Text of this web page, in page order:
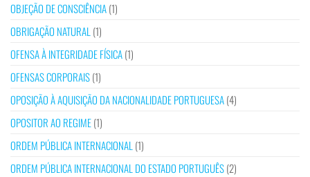
OBJEÇÃO DE CONSCIÊNCIA(1)
OBRIGAÇÃO NATURAL (1)
OFENSA À INTEGRIDADE FÍSICA(1)
OFENSAS CORPORAIS(1)
OPOSIÇÃO À AQUISIÇÃO DA NACIONALIDADE PORTUGUESA(4)
OPOSITOR AO REGIME(1)
ORDEM PÚBLICA INTERNACIONAL (1)
ORDEM PÚBLICA INTERNACIONAL DO ESTADO PORTUGUÊS(2)